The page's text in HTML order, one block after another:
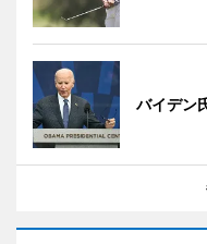
バイデン